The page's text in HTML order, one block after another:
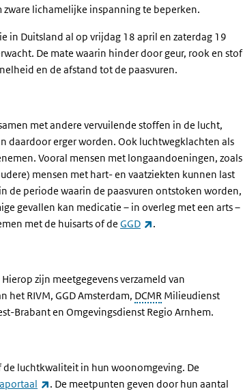
lichamelijke inspanning te beperken.
in Duitsland al op vrijdag 18 april en zaterdag 19
De mate waarin hinder door geur, rook en stof
en de afstand tot de paasvuren.
met andere vervuilende stoffen in de lucht,
daardoor erger worden. Ook luchtwegklachten als
Vooral mensen met longaandoeningen, zoals
mensen met hart- en vaatziekten kunnen last
periode waarin de paasvuren ontstoken worden,
gevallen kan medicatie – in overleg met een arts –
met de huisarts of de GGD (externe link)
.
zijn meetgegevens verzameld van
het RIVM, GGD Amsterdam, DCMR Milieudienst
Brabant en Omgevingsdienst Regio Arnhem.
luchtkwaliteit in hun woonomgeving. De
(externe link)
. De meetpunten geven door hun aantal